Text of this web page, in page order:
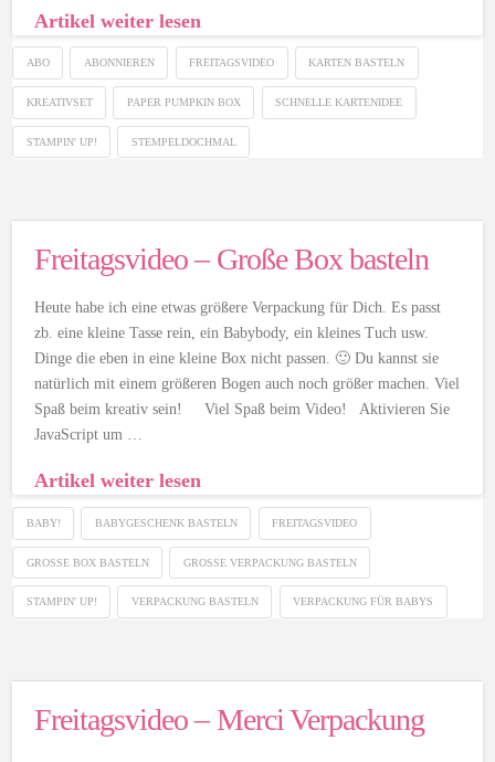
Artikel weiter lesen
ABO ABONNIEREN FREITAGSVIDEO KARTEN BASTELN
KREATIVSET PAPER PUMPKIN BOX SCHNELLE KARTENIDEE
STAMPIN' UP! STEMPELDOCHMAL
Freitagsvideo – Große Box basteln
Heute habe ich eine etwas größere Verpackung für Dich. Es passt
zb. eine kleine Tasse rein, ein Babybody, ein kleines Tuch usw.
Dinge die eben in eine kleine Box nicht passen. 🙂 Du kannst sie
natürlich mit einem größeren Bogen auch noch größer machen. Viel
Spaß beim kreativ sein! Viel Spaß beim Video! Aktivieren Sie
JavaScript um …
Artikel weiter lesen
BABY! BABYGESCHENK BASTELN FREITAGSVIDEO
GROSSE BOX BASTELN GROSSE VERPACKUNG BASTELN
STAMPIN' UP! VERPACKUNG BASTELN VERPACKUNG FÜR BABYS
Freitagsvideo – Merci Verpackung